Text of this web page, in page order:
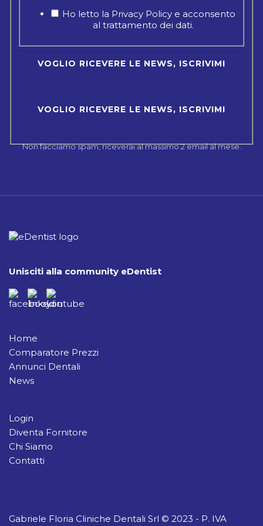
Ho letto la Privacy Policy e acconsento
al trattamento dei dati.
Non facciamo spam, riceverai al massimo 2 email al mese.
Unisciti alla community eDentist
Home
Comparatore Prezzi
Annunci Dentali
News
Login
Diventa Fornitore
Chi Siamo
Contatti
Gabriele Floria Cliniche Dentali Srl © 2023 - P. IVA